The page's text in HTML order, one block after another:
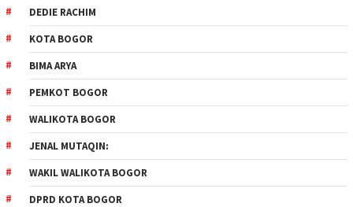
DEDIE RACHIM
KOTA BOGOR
BIMA ARYA
PEMKOT BOGOR
WALIKOTA BOGOR
JENAL MUTAQIN:
WAKIL WALIKOTA BOGOR
DPRD KOTA BOGOR